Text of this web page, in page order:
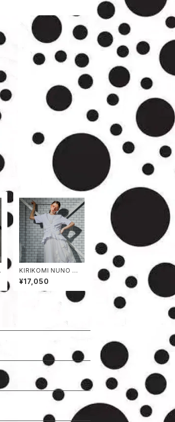
KIRIKOMI NUNO 半
袖カットソー
¥17,050